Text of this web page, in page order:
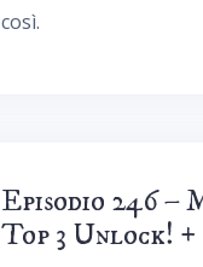
così.
Episodio 246 –
Top 3 Unlock!